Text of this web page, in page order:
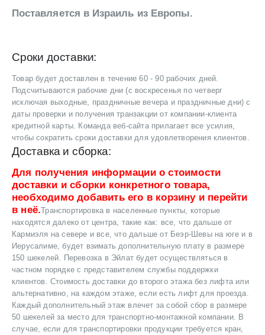
Поставляется в Израиль из Европы.
Сроки доставки:
Товар будет доставлен в течение 60 - 90 рабочих дней.
Подсчитываются рабочие дни (с воскресенья по четверг
исключая выходные, праздничные вечера и праздничные дни) с
даты проверки и получения транзакции от компании-клиента
кредитной карты. Команда веб-сайта прилагает все усилия,
чтобы сократить сроки доставки для удовлетворения клиентов.
Доставка и сборка:
Для получения информации о стоимости
доставки и сборки конкретного товара,
необходимо добавить его в корзину и перейти
в неё.Транспортировка в населенные пункты, которые
находятся далеко от центра, такие как: все, что дальше от
Кармиэля на севере и все, что дальше от Беэр-Шевы на юге и в
Иерусалиме, будет взимать дополнительную плату в размере
150 шекелей. Перевозка в Эйлат будет осуществляться в
частном порядке с представителем службы поддержки
клиентов. Стоимость доставки до второго этажа без лифта или
альтернативно, на каждом этаже, если есть лифт для проезда.
Каждый дополнительный этаж влечет за собой сбор в размере
50 шекелей за место для транспортно-монтажной компании. В
случае, если для транспортировки продукции требуется кран,